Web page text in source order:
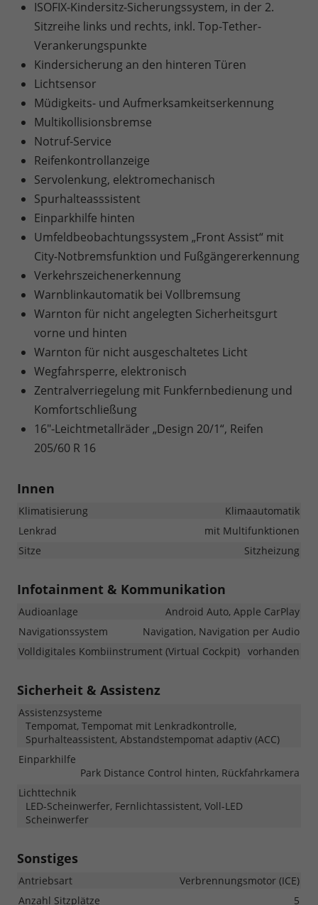
ISOFIX-Kindersitz-Sicherungssystem, in der 2.
Sitzreihe links und rechts, inkl. Top-Tether-
Verankerungspunkte
Kindersicherung an den hinteren Türen
Lichtsensor
Müdigkeits- und Aufmerksamkeitserkennung
Multikollisionsbremse
Notruf-Service
Reifenkontrollanzeige
Servolenkung, elektromechanisch
Spurhalteasssistent
Einparkhilfe hinten
Umfeldbeobachtungssystem „Front Assist“ mit
City-Notbremsfunktion und Fußgängererkennung
Verkehrszeichenerkennung
Warnblinkautomatik bei Vollbremsung
Warnton für nicht angelegten Sicherheitsgurt
vorne und hinten
Warnton für nicht ausgeschaltetes Licht
Wegfahrsperre, elektronisch
Zentralverriegelung mit Funkfernbedienung und
Komfortschließung
16"-Leichtmetallräder „Design 20/1“, Reifen
205/60 R 16
Innen
Klimatisierung
Klimaautomatik
Lenkrad
mit Multifunktionen
Sitze
Sitzheizung
Infotainment & Kommunikation
Audioanlage
Android Auto, Apple CarPlay
Navigationssystem
Navigation, Navigation per Audio
Volldigitales Kombiinstrument (Virtual Cockpit) vorhanden
Sicherheit & Assistenz
Assistenzsysteme
Tempomat, Tempomat mit Lenkradkontrolle,
Spurhalteassistent, Abstandstempomat adaptiv (ACC)
Einparkhilfe
Park Distance Control hinten, Rückfahrkamera
Lichttechnik
LED-Scheinwerfer, Fernlichtassistent, Voll-LED
Scheinwerfer
Sonstiges
Antriebsart
Verbrennungsmotor (ICE)
Anzahl Sitzplätze
5